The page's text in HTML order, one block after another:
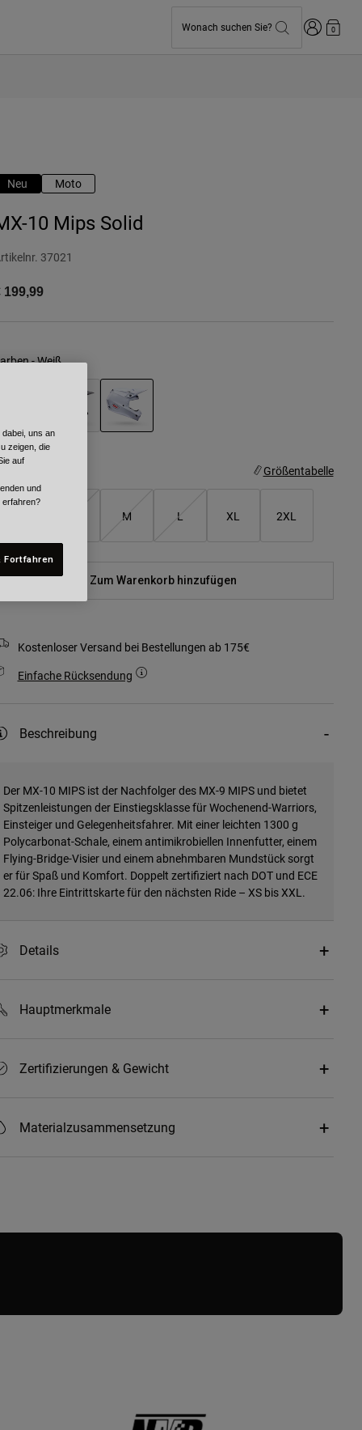
Wonach suchen Sie? Anmelden
0
Neu Moto
10 Mips Solid
37021
199,99
-Weiß
Größentabelle
M L XL 2XL
Zum Warenkorb hinzufügen
Kostenloser Versand bei Bestellungen ab 175€
Einfache Rücksendung
Beschreibung
Der MX-10 MIPS ist der Nachfolger des MX-9 MIPS und bietet
Spitzenleistungen der Einstiegsklasse für Wochenend-Warriors,
Einsteiger und Gelegenheitsfahrer. Mit einer leichten 1300 g
Polycarbonat-Schale, einem antimikrobiellen Innenfutter, einem
Flying-Bridge-Visier und einem abnehmbaren Mundstück sorgt
er für Spaß und Komfort. Doppelt zertifiziert nach DOT und ECE
22.06: Ihre Eintrittskarte für den nächsten Ride – XS bis XXL.
Details
Hauptmerkmale
Zertifizierungen & Gewicht
Materialzusammensetzung
uns an
zeigen, die
auf
und
erfahren?
Fortfahren